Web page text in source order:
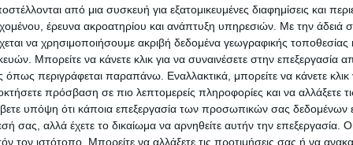
από μια συσκευή για εξατομικευμένες διαφημίσεις και
έρευνα ακροατηρίου και ανάπτυξη υπηρεσιών. Με την άδειά
να χρησιμοποιήσουμε ακριβή δεδομένα γεωγραφικής τοποθεσίας
Μπορείτε να κάνετε κλικ για να συναινέσετε στην επεξεργασία
περιγράφεται παραπάνω. Εναλλακτικά, μπορείτε να κάνετε κλικ
πρόσβαση σε πιο λεπτομερείς πληροφορίες και να αλλάξετε
υπόψη ότι κάποια επεξεργασία των προσωπικών σας δεδομένων
σας, αλλά έχετε το δικαίωμα να αρνηθείτε αυτήν την επεξεργασία.
τον ιστότοπο. Μπορείτε να αλλάξετε τις προτιμήσεις σας ή να